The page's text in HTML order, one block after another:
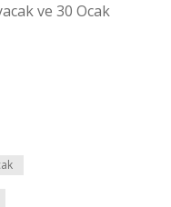
ve 30 Ocak